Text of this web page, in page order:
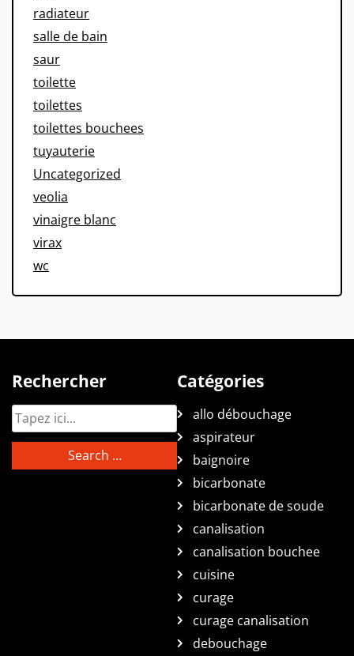
radiateur
salle de bain
saur
toilette
toilettes
toilettes bouchees
tuyauterie
Uncategorized
veolia
vinaigre blanc
virax
wc
Rechercher Catégories
allo débouchage
aspirateur
baignoire
bicarbonate
bicarbonate de soude
canalisation
canalisation bouchee
cuisine
curage
curage canalisation
debouchage